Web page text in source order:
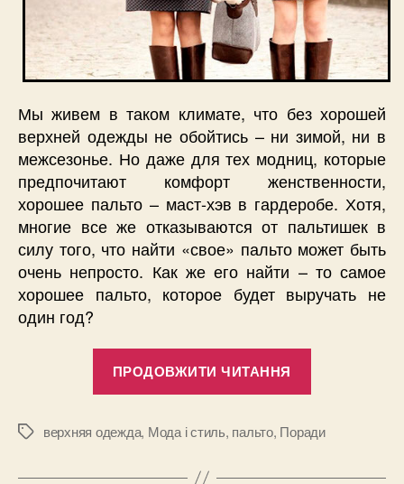
Мы живем в таком климате, что без хорошей
верхней одежды не обойтись – ни зимой, ни в
межсезонье. Но даже для тех модниц, которые
предпочитают комфорт женственности,
хорошее пальто – маст-хэв в гардеробе. Хотя,
многие все же отказываются от пальтишек в
силу того, что найти «свое» пальто может быть
очень непросто. Как же его найти – то самое
хорошее пальто, которое будет выручать не
один год?
ПРОДОВЖИТИ ЧИТАННЯ
фасон,
Позначкиверхняя одежда, Мода і стиль, пальто, Поради